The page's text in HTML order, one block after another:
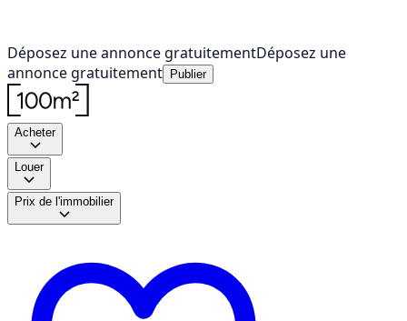
Déposez une annonce gratuitementDéposez une
annonce gratuitement
Publier
Acheter
Louer
Prix de l'immobilier